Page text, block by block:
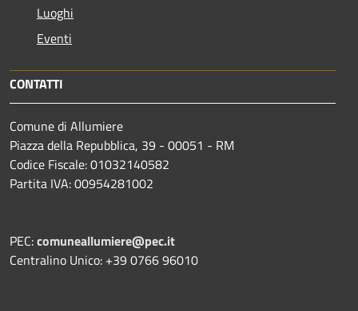
Luoghi
Eventi
CONTATTI
Comune di Allumiere
Piazza della Repubblica, 39 - 00051 - RM
Codice Fiscale: 01032140582
Partita IVA: 00954281002
PEC:comuneallumiere@pec.it
Centralino Unico: +39 0766 96010